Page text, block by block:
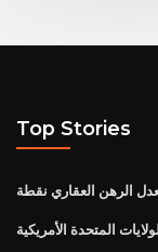
Top Stories
الرهن العقاري نقطة
المتحدة الأمريكية